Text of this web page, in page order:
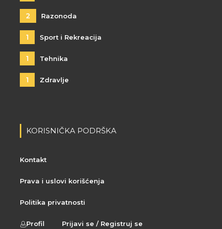
2 Razonoda
1 Sport i Rekreacija
1 Tehnika
1 Zdravlje
KORISNIČKA PODRŠKA
Kontakt
Prava i uslovi korišćenja
Politika privatnosti
Profil Prijavi se / Registruj se